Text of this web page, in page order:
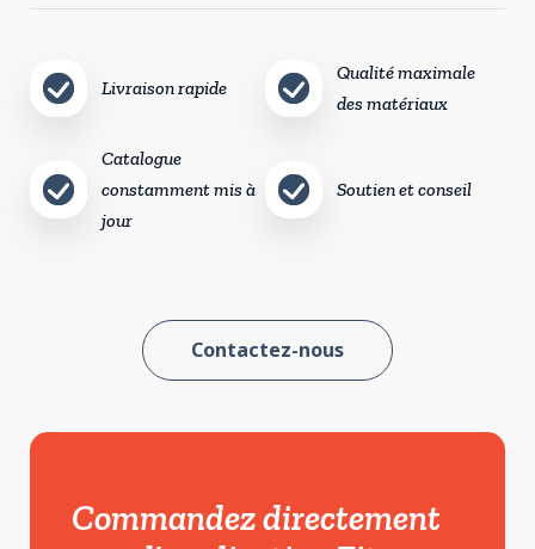
Livraison rapide
Qualité maximale
des matériaux
Catalogue
constamment mis à
jour
Soutien et conseil
Contactez-nous
Commandez directement